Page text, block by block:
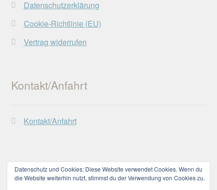
Datenschutz und Cookies: Diese Website verwendet Cookies. Wenn du
die Website weiterhin nutzt, stimmst du der Verwendung von Cookies zu.
Datenschutzerklärung
Cookie-Richtlinie (EU)
Vertrag widerrufen
Kontakt/Anfahrt
Kontakt/Anfahrt
© Lechtaler Naturwerkstatt 2026